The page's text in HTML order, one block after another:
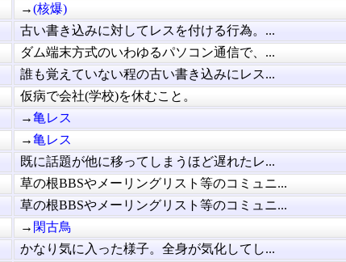
→(核爆)
古い書き込みに対してレスを付ける行為。...
ダム端末方式のいわゆるパソコン通信で、...
誰も覚えていない程の古い書き込みにレス...
仮病で会社(学校)を休むこと。
→亀レス
→亀レス
既に話題が他に移ってしまうほど遅れたレ...
草の根BBSやメーリングリスト等のコミュニ...
草の根BBSやメーリングリスト等のコミュニ...
→ 閑古鳥
かなり気に入った様子。全身が気化してし...